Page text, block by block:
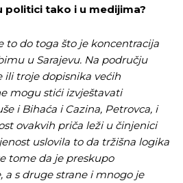
politici tako i u medijima?
to do toga što je koncentracija
u Sarajevu. Na području
ili troje dopisnika većih
mogu stići izvještavati
i Bihaća i Cazina, Petrovca, i
ovakvih priča leži u činjenici
uslovila to da tržišna logika
tome da je preskupo
a s druge strane i mnogo je